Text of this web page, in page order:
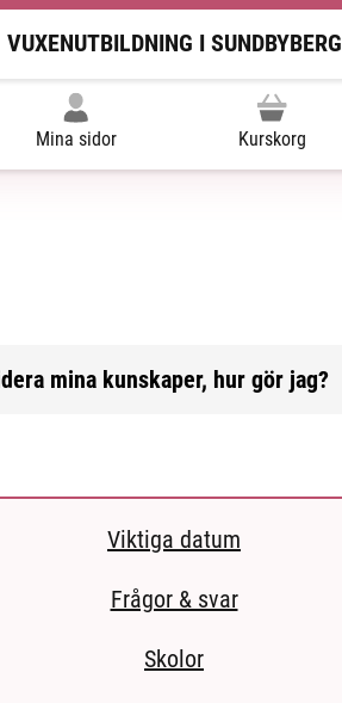
VUXENUTBILDNING I SUNDBYBERG
Mina sidor Kurskorg
mina kunskaper, hur gör jag?
Viktiga datum
Frågor & svar
Skolor